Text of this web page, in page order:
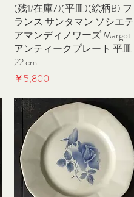
クイックビュー
(残1/在庫7)(平皿)(絵柄B) フ
ランス サンタマン ソシエテ
アマンディノワーズ Margot
アンティークプレート 平皿
22 cm
価格
￥5,800